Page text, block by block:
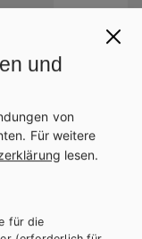
für Lehrer/innen
und
von
Für weitere
lesen.
für die